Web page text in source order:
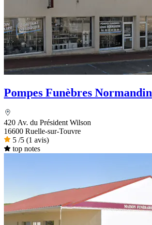
Pompes Funèbres Normandin
420 Av. du Président Wilson
16600 Ruelle-sur-Touvre
5 /5 (1 avis)
top notes